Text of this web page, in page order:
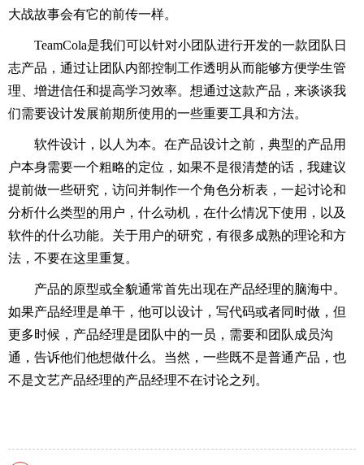
大战故事会有它的前传一样。
TeamCola是我们可以针对小团队进行开发的一款团队日
志产品，通过让团队内部控制工作透明从而能够方便学生管
理、增进信任和提高学习效率。想通过这款产品，来谈谈我
们需要设计发展前期所使用的一些重要工具和方法。
软件设计，以人为本。在产品设计之前，典型的产品用
户本身需要一个粗略的定位，如果不是很清楚的话，我建议
提前做一些研究，访问并制作一个角色分析表，一起讨论和
分析什么类型的用户，什么动机，在什么情况下使用，以及
软件的什么功能。关于用户的研究，有很多成熟的理论和方
法，不要在这里重复。
产品的原型或全貌通常首先出现在产品经理的脑海中。
如果产品经理是单干，他可以设计，写代码或者同时做，但
更多时候，产品经理是团队中的一员，需要和团队成员沟
通，告诉他们他想做什么。当然，一些既不是普通产品，也
不是文艺产品经理的产品经理不在讨论之列。